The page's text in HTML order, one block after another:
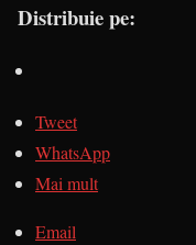
Distribuie pe:
Tweet
WhatsApp
Mai mult
Email